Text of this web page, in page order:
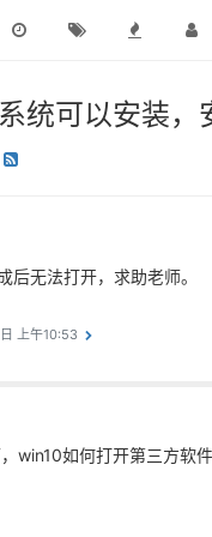
统可以安装，
无法打开，求助老师。
上午10:53
win10如何打开第三方软